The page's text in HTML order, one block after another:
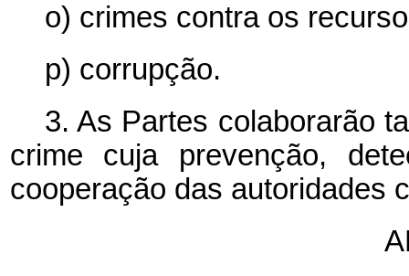
o) crimes contra os
p) corrupção.
3. As Partes colaborarão
crime cuja prevenção,
cooperação das autoridades